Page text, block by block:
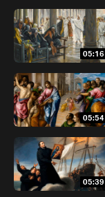
05:16
05:54
05:39